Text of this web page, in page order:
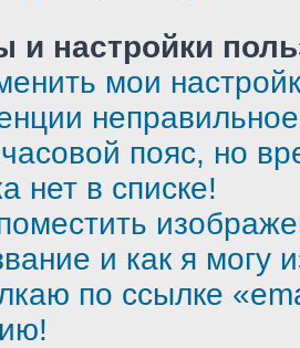
и настройки
мои
пояс, но
нет в списке!
и как я могу
по ссылке